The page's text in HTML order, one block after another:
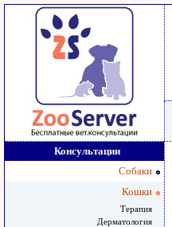
Консультации
Собаки
Кошки
Терапия
Дерматология